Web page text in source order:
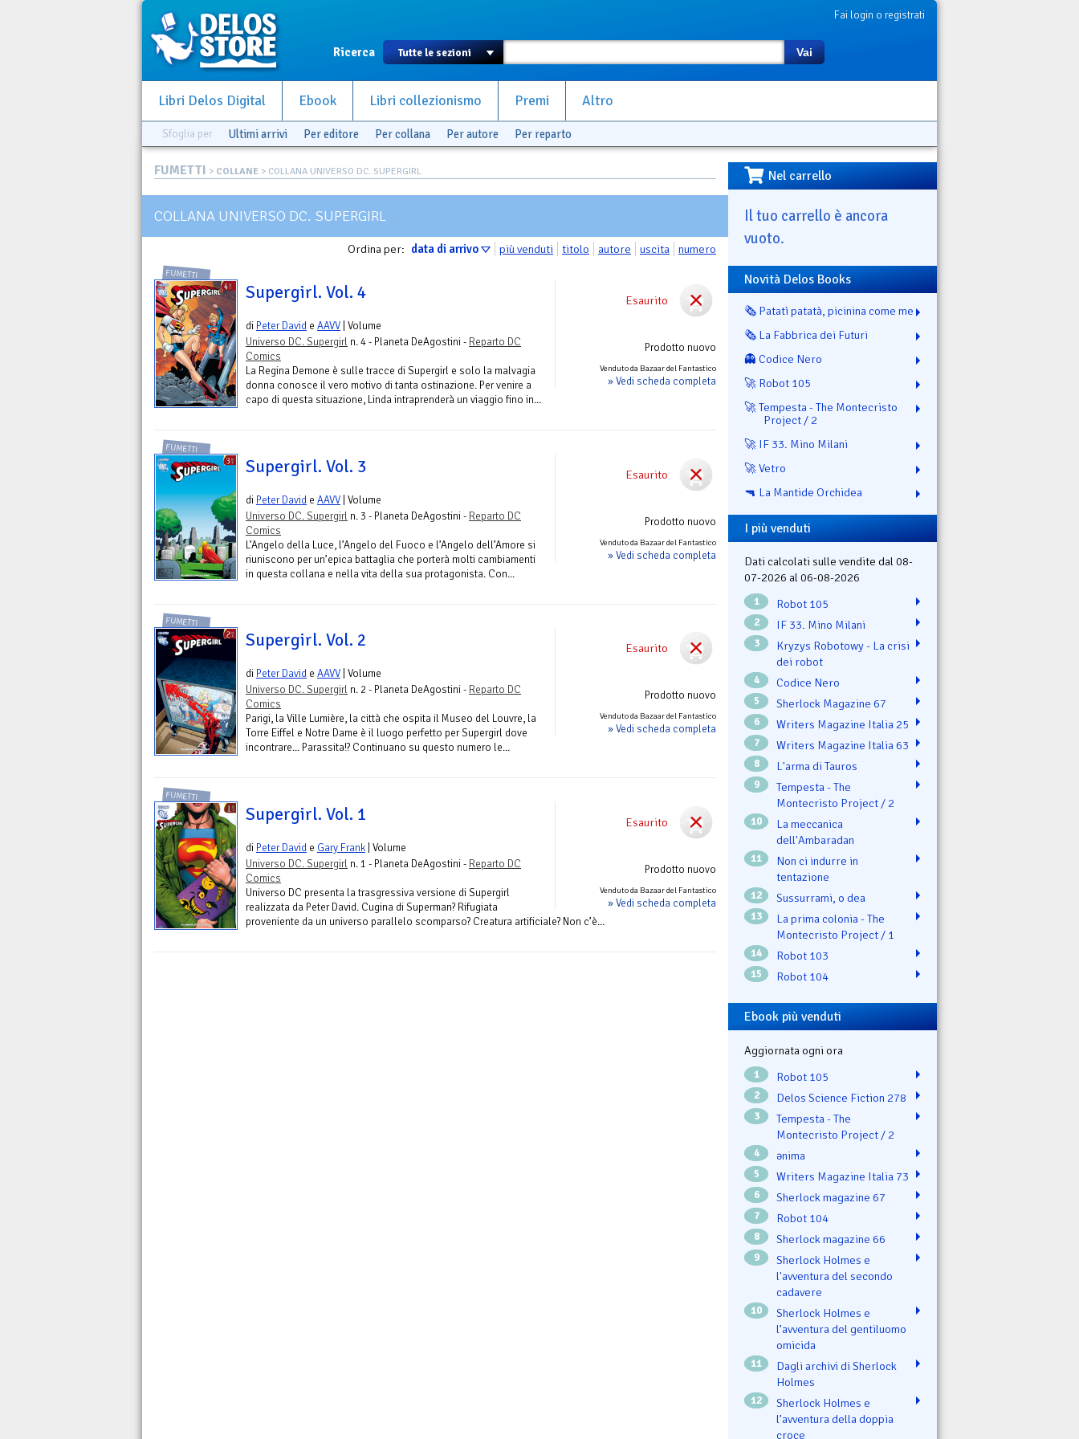
Fai login o registrati
Ricerca Vai
Libri Delos Digital Ebook Libri collezionismo Premi Altro
Sfoglia per Ultimi arrivi Per editore Per collana Per autore Per reparto
FUMETTI > COLLANE > COLLANA UNIVERSO DC. SUPERGIRL
COLLANA UNIVERSO DC. SUPERGIRL
Ordina per: data di arrivo più venduti titolo autore uscita numero
Esaurito
Prodotto nuovo
Venduto da Bazaar del Fantastico
» Vedi scheda completa
FUMETTI
Supergirl. Vol. 4
di Peter David e AAVV | Volume
Universo DC. Supergirl n. 4 - Planeta DeAgostini - Reparto DC
Comics
La Regina Demone è sulle tracce di Supergirl e solo la malvagia
donna conosce il vero motivo di tanta ostinazione. Per venire a
capo di questa situazione, Linda intraprenderà un viaggio fino in...
Esaurito
Prodotto nuovo
Venduto da Bazaar del Fantastico
» Vedi scheda completa
FUMETTI
Supergirl. Vol. 3
di Peter David e AAVV | Volume
Universo DC. Supergirl n. 3 - Planeta DeAgostini - Reparto DC
Comics
L’Angelo della Luce, l’Angelo del Fuoco e l’Angelo dell’Amore si
riuniscono per un’epica battaglia che porterà molti cambiamenti
in questa collana e nella vita della sua protagonista. Con...
Esaurito
Prodotto nuovo
Venduto da Bazaar del Fantastico
» Vedi scheda completa
FUMETTI
Supergirl. Vol. 2
di Peter David e AAVV | Volume
Universo DC. Supergirl n. 2 - Planeta DeAgostini - Reparto DC
Comics
Parigi, la Ville Lumière, la città che ospita il Museo del Louvre, la
Torre Eiffel e Notre Dame è il luogo perfetto per Supergirl dove
incontrare... Parassita!? Continuano su questo numero le...
Esaurito
Prodotto nuovo
Venduto da Bazaar del Fantastico
» Vedi scheda completa
FUMETTI
Supergirl. Vol. 1
di Peter David e Gary Frank | Volume
Universo DC. Supergirl n. 1 - Planeta DeAgostini - Reparto DC
Comics
Universo DC presenta la trasgressiva versione di Supergirl
realizzata da Peter David. Cugina di Superman? Rifugiata
proveniente da un universo parallelo scomparso? Creatura artificiale? Non c’è...
Nel carrello
Il tuo carrello è ancora
vuoto.
Novità Delos Books
🗞️ Patatì patatà, picinina come me
🗞️ La Fabbrica dei Futuri
👻 Codice Nero
🚀 Robot 105
🚀 Tempesta - The Montecristo
Project / 2
🚀 IF 33. Mino Milani
🚀 Vetro
🔫 La Mantide Orchidea
I più venduti
Dati calcolati sulle vendite dal 08-
07-2026 al 06-08-2026
1 Robot 105
2 IF 33. Mino Milani
3
Kryzys Robotowy - La crisi
dei robot
4 Codice Nero
5 Sherlock Magazine 67
6 Writers Magazine Italia 25
7 Writers Magazine Italia 63
8 L'arma di Tauros
9
Tempesta - The
Montecristo Project / 2
10
La meccanica
dell'Ambaradan
11
Non ci indurre in
tentazione
12 Sussurrami, o dea
13
La prima colonia - The
Montecristo Project / 1
14 Robot 103
15 Robot 104
Ebook più venduti
Aggiornata ogni ora
1 Robot 105
2 Delos Science Fiction 278
3
Tempesta - The
Montecristo Project / 2
4 ənima
5 Writers Magazine Italia 73
6 Sherlock magazine 67
7 Robot 104
8 Sherlock magazine 66
9
Sherlock Holmes e
l'avventura del secondo
cadavere
10
Sherlock Holmes e
l’avventura del gentiluomo
omicida
11
Dagli archivi di Sherlock
Holmes
12
Sherlock Holmes e
l’avventura della doppia
croce